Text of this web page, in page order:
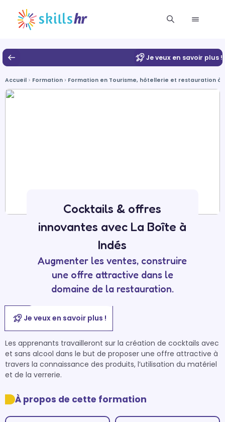
Je veux en savoir plus !
Accueil Formation Formation en Tourisme, hôtellerie et restauration à
Cocktails & offres
innovantes avec La Boîte à
Indés
Augmenter les ventes, construire
une offre attractive dans le
domaine de la restauration.
Je veux en savoir plus !
Les apprenants travailleront sur la création de cocktails avec
et sans alcool dans le but de proposer une offre attractive à
travers la connaissance des produits, l’utilisation du matériel
et de la verrerie.
À propos de cette formation